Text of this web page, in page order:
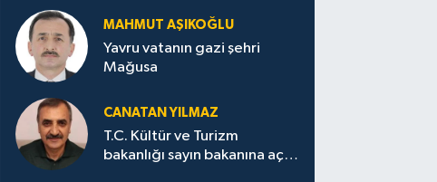
MAHMUT AŞIKOĞLU
Yavru vatanın gazi şehri
Mağusa
CANATAN YILMAZ
T.C. Kültür ve Turizm
bakanlığı sayın bakanına açık